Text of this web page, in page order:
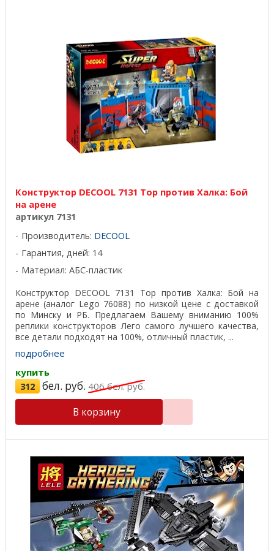
Конструктор DECOOL 7131 Тор против Халка: Бой
на арене
артикул 7131
Производитель: DECOOL
Гарантия, дней: 14
Материал: АБС-пластик
Конструктор DECOOL 7131 Тор против Халка: Бой на
арене (аналог Lego 76088) по низкой цене с доставкой
по Минску и РБ. Предлагаем Вашему вниманию 100%
реплики конструкторов Лего самого лучшего качества,
все детали подходят на 100%, отличный пластик, ...
подробнее
купить
312 бел. руб. 406бел. руб.
В корзину